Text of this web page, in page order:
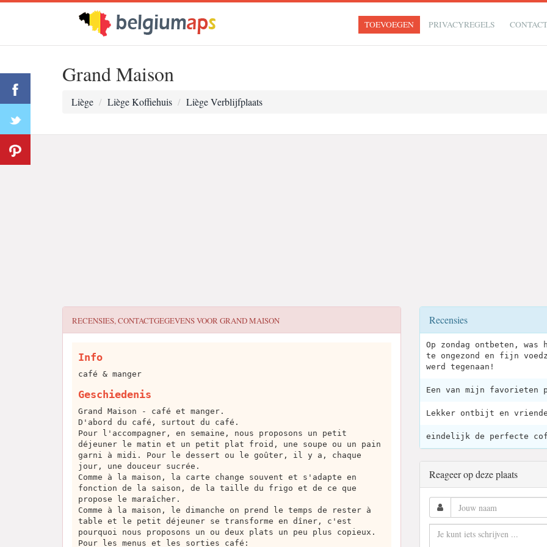
TOEVOEGEN PRIVACYREGELS
Grand Maison
Liège Liège Koffiehuis Liège Verblijfplaats
RECENSIES, CONTACTGEGEVENS VOORGRAND MAISON
Info
café & manger
Geschiedenis
Grand Maison - café et manger.
D'abord du café, surtout du café.
Pour l'accompagner, en semaine, nous proposons un petit
déjeuner le matin et un petit plat froid, une soupe ou un pain
garni à midi. Pour le dessert ou le goûter, il y a, chaque
jour, une douceur sucrée.
Comme à la maison, la carte change souvent et s'adapte en
fonction de la saison, de la taille du frigo et de ce que
propose le maraîcher.
Comme à la maison, le dimanche on prend le temps de rester à
table et le petit déjeuner se transforme en dîner, c'est
pourquoi nous proposons un ou deux plats un peu plus copieux.
Pour les menus et les sorties café:
Recensies
Op zondag ontbeten,
te ongezond en fijn
werd tegenaan!
Een van mijn favorieten
Lekker ontbijt en
eindelijk de perfecte
Reageer op deze plaats